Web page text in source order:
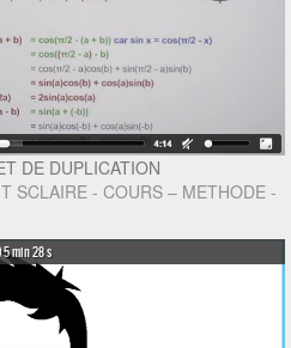
DE DUPLICATION
SCLAIRE - COURS – METHODE -
5 min 28 s